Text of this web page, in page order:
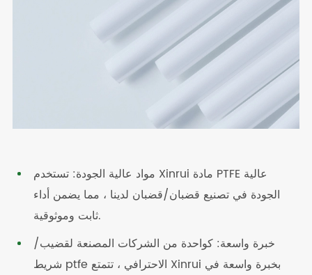
مواد عالية الجودة: تستخدم Xinrui مادة PTFE عالية
الجودة في تصنيع قضبان/قضبان لدينا ، مما يضمن أداء
ثابت وموثوقية.
خبرة واسعة: كواحدة من الشركات المصنعة لقضيب/
شريط ptfe الاحترافي ، تتمتع Xinrui بخبرة واسعة في